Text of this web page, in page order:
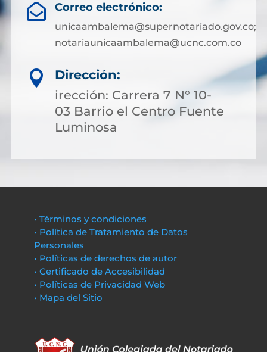
 Correo electrónico:
unicaambalema@supernotariado.gov.co;
notariaunicaambalema@ucnc.com.co

Dirección:
irección: Carrera 7 N° 10-
03 Barrio el Centro Fuente
Luminosa
• Términos y condiciones
• Política de Tratamiento de Datos
Personales
• Políticas de derechos de autor
• Certificado de Accesibilidad
• Políticas de Privacidad Web
• Mapa del Sitio